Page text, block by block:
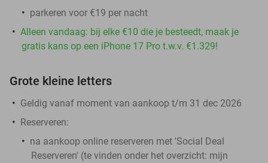
parkeren voor €19 per nacht
Alleen vandaag: bij elke €10 die je besteedt, maak je
gratis kans op een iPhone 17 Pro t.w.v. €1.329!
Grote kleine letters
Geldig vanaf moment van aankoop t/m 31 dec 2026
Reserveren:
na aankoop online reserveren met 'Social Deal
Reserveren' (te vinden onder het overzicht: mijn